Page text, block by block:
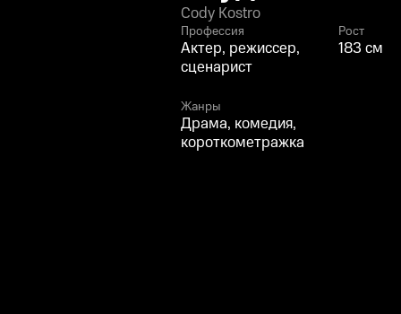
Костро
Cody Kostro
Профессия
Актер, режиссер,
сценарист
Рост
183 см
Жанры
Драма, комедия,
короткометражка